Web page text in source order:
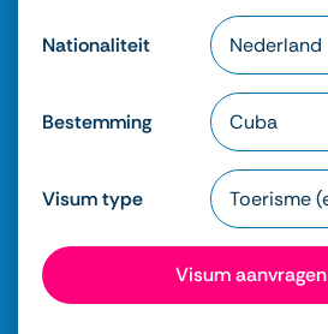
Nationaliteit
Bestemming
Visum type
Visum aanvragen